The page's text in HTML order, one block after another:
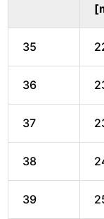
35
36
37
38
39